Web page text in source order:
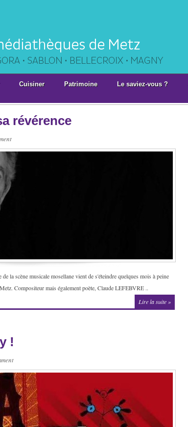
Cuisiner Patrimoine Le saviez-vous ?
révérence
la scène musicale mosellane vient de s'éteindre quelques mois à peine
Compositeur mais également poète, Claude LEFEBVRE ..
Lire la suite »
!